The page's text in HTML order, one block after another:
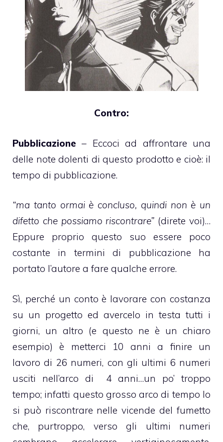
Contro:
Pubblicazione– Eccoci ad affrontare una
delle note dolenti di questo prodotto e cioè: il
tempo di pubblicazione.
“ma tanto ormai è concluso, quindi non è un
difetto che possiamo riscontrare” (direte voi)…
Eppure proprio questo suo essere poco
costante in termini di pubblicazione ha
portato l’autore a fare qualche errore.
Sì, perché un conto è lavorare con costanza
su un progetto ed avercelo in testa tutti i
giorni, un altro (e questo ne è un chiaro
esempio) è metterci 10 anni a finire un
lavoro di 26 numeri, con gli ultimi 6 numeri
usciti nell’arco di 4 anni…un po’ troppo
tempo; infatti questo grosso arco di tempo lo
si può riscontrare nelle vicende del fumetto
che, purtroppo, verso gli ultimi numeri